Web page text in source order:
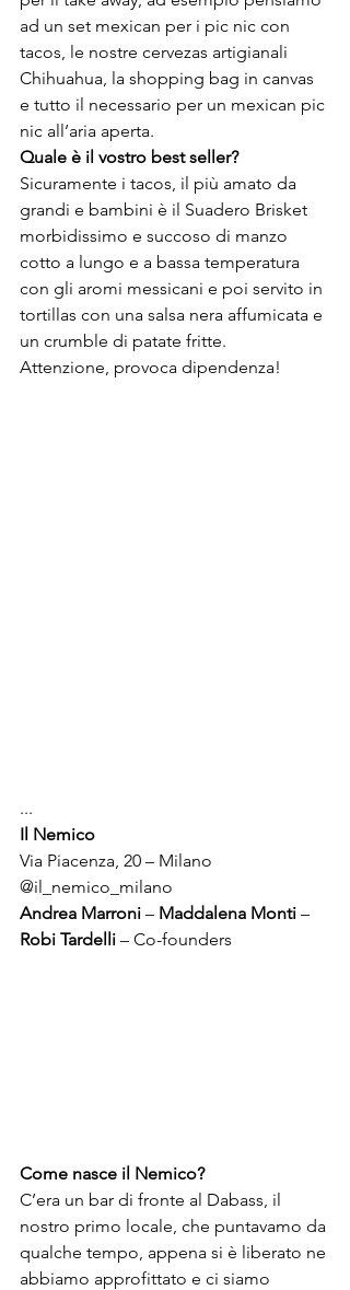
ad un set mexican per i pic nic con
tacos, le nostre cervezas artigianali
Chihuahua, la shopping bag in canvas
e tutto il necessario per un mexican pic
nic all’aria aperta.
Quale è il vostro best seller?
Sicuramente i tacos, il più amato da
grandi e bambini è il Suadero Brisket
morbidissimo e succoso di manzo
cotto a lungo e a bassa temperatura
con gli aromi messicani e poi servito in
tortillas con una salsa nera affumicata e
un crumble di patate fritte.
Attenzione, provoca dipendenza!
...
Il Nemico
@il_nemico_milano
Andrea Marroni – Maddalena Monti –
Robi Tardelli – Co-founders
Come nasce il Nemico?
C’era un bar di fronte al Dabass, il
nostro primo locale, che puntavamo da
qualche tempo, appena si è liberato ne
abbiamo approfittato e ci siamo